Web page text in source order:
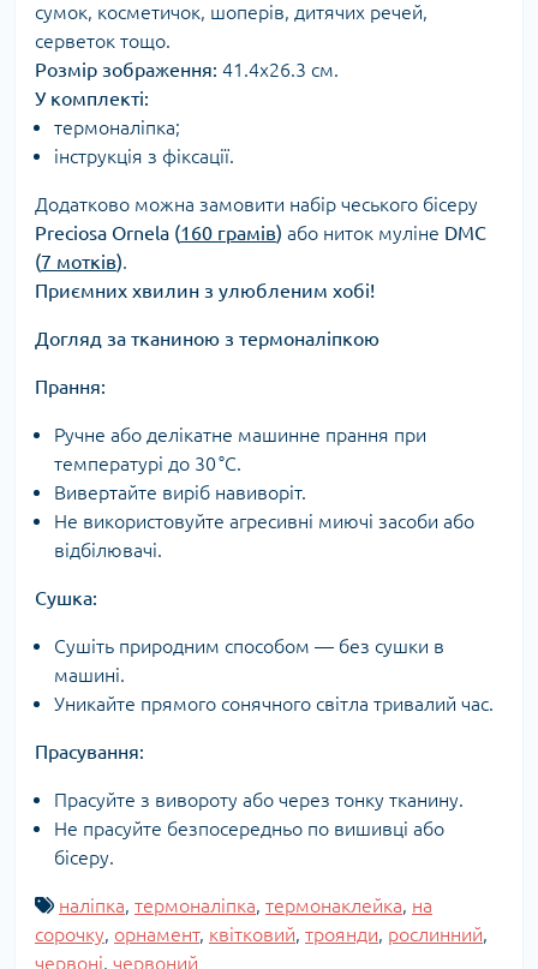
сумок, косметичок, шоперів, дитячих речей,
серветок тощо.
Розмір зображення: 41.4х26.3 см.
У комплекті:
термоналіпка;
інструкція з фіксації.
Додатково можна замовити набір чеського бісеру
Preciosa Ornela (160 грамів) або ниток муліне DMC
(7 мотків).
Приємних хвилин з улюбленим хобі!
Догляд за тканиною з термоналіпкою
Прання:
Ручне або делікатне машинне прання при
температурі до 30 °C.
Вивертайте виріб навиворіт.
Не використовуйте агресивні миючі засоби або
відбілювачі.
Сушка:
Сушіть природним способом — без сушки в
машині.
Уникайте прямого сонячного світла тривалий час.
Прасування:
Прасуйте з вивороту або через тонку тканину.
Не прасуйте безпосередньо по вишивці або
бісеру.
наліпка, термоналіпка, термонаклейка, на
сорочку, орнамент, квітковий, троянди, рослинний,
червоні, червоний